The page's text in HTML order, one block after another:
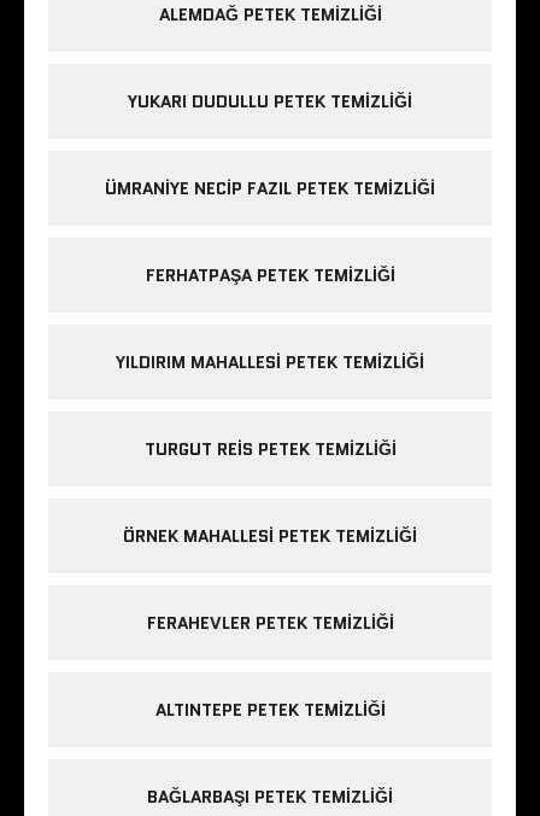
ALEMDAĞ PETEK TEMIZLIĞI
YUKARI DUDULLU PETEK TEMIZLIĞI
ÜMRANIYE NECIP FAZIL PETEK TEMIZLIĞI
FERHATPAŞA PETEK TEMIZLIĞI
YILDIRIM MAHALLESI PETEK TEMIZLIĞI
TURGUT REIS PETEK TEMIZLIĞI
ÖRNEK MAHALLESI PETEK TEMIZLIĞI
FERAHEVLER PETEK TEMIZLIĞI
ALTINTEPE PETEK TEMIZLIĞI
BAĞLARBAŞI PETEK TEMIZLIĞI